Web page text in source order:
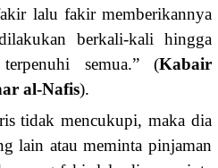
lalu fakir memberikannya
berkali-kali hingga
semua.” (Kabair
al-Nafis).
tidak mencukupi, maka dia
lain atau meminta pinjaman